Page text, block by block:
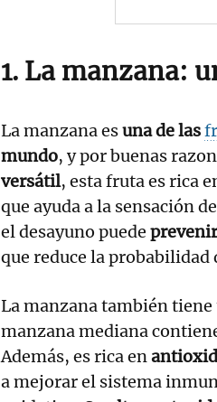
1. La manzana:
La manzana esuna de las
mundo, y por buenas
versátil, esta fruta es rica
que ayuda a la sensación de
el desayuno puede
que reduce la probabilidad
La manzana también tiene
manzana mediana
Además, es rica en
a mejorar el sistema